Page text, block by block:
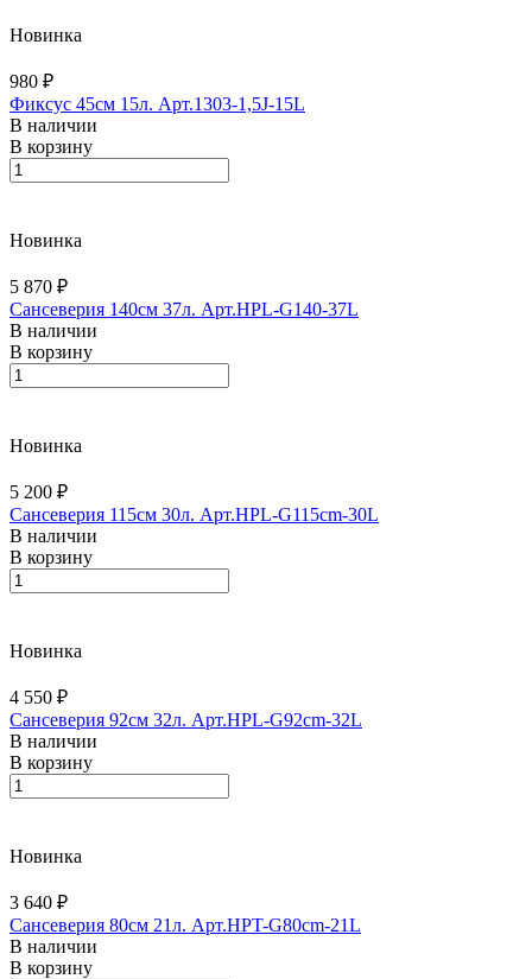
Новинка
980 ₽
Фиксус 45см 15л. Арт.1303-1,5J-15L
В наличии
В корзину
Новинка
5 870 ₽
Сансеверия 140см 37л. Арт.HPL-G140-37L
В наличии
В корзину
Новинка
5 200 ₽
Сансеверия 115см 30л. Арт.HPL-G115cm-30L
В наличии
В корзину
Новинка
4 550 ₽
Сансеверия 92см 32л. Арт.HPL-G92cm-32L
В наличии
В корзину
Новинка
3 640 ₽
Сансеверия 80см 21л. Арт.HPT-G80cm-21L
В наличии
В корзину